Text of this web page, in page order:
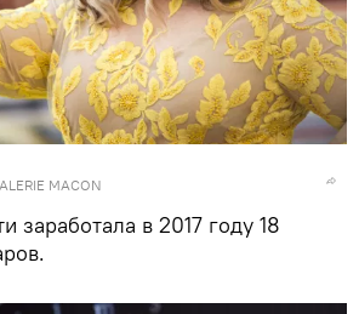
MACON
заработала в 2017 году 18